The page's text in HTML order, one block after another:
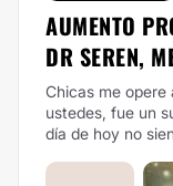
AUMENTO
DR SEREN,
Chicas me opere
ustedes, fue un
día de hoy no